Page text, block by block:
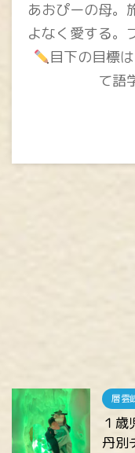
あおぴーの母。
よなく愛する。
目下の目標
て語
層雲
１歳
丹別